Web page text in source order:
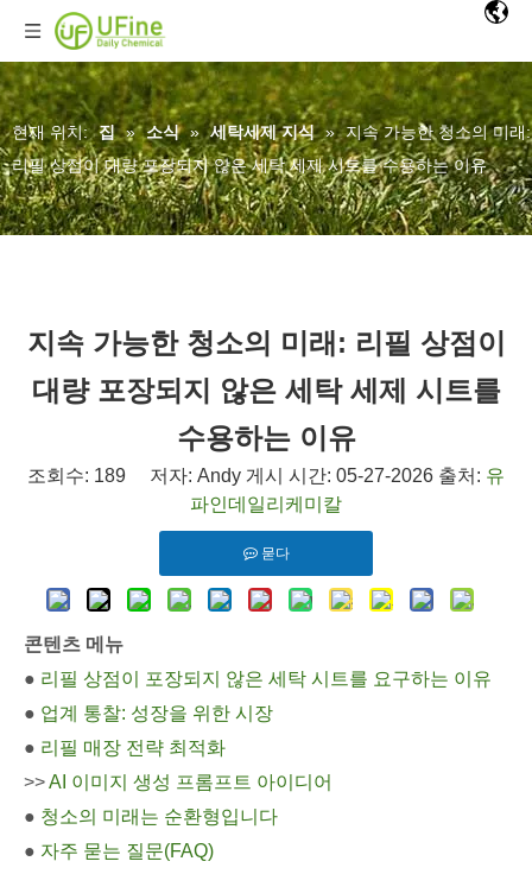
현재 위치: 집 » 소식 » 세탁세제 지식 » 지속 가능한 청소의 미래:
리필 상점이 대량 포장되지 않은 세탁 세제 시트를 수용하는 이유
지속 가능한 청소의 미래: 리필 상점이
대량 포장되지 않은 세탁 세제 시트를
수용하는 이유
조회수: 189 저자: Andy 게시 시간: 05-27-2026 출처: 유
파인데일리케미칼
묻다
콘텐츠 메뉴
● 리필 상점이 포장되지 않은 세탁 시트를 요구하는 이유
● 업계 통찰: 성장을 위한 시장
● 리필 매장 전략 최적화
>>AI 이미지 생성 프롬프트 아이디어
● 청소의 미래는 순환형입니다
● 자주 묻는 질문(FAQ)